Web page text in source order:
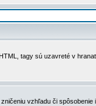
tagy sú uzavreté v
vzhľadu či